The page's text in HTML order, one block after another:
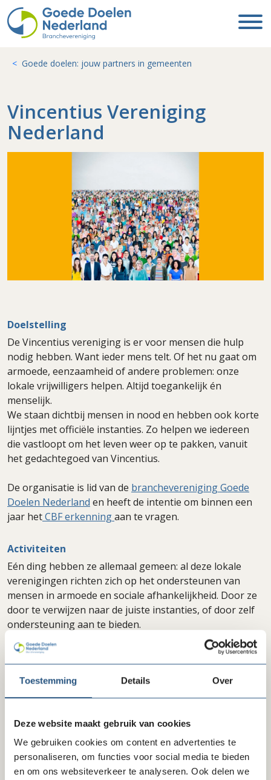
Toestemming Details Over
Deze website maakt gebruik van cookies
We gebruiken cookies om content en advertenties te
personaliseren, om functies voor social media te bieden
en om ons websiteverkeer te analyseren. Ook delen we
Goede doelen: jouw partners in gemeenten
Vincentius Vereniging
Nederland
Doelstelling
De Vincentius vereniging is er voor mensen die hulp
nodig hebben. Want ieder mens telt. Of het nu gaat om
armoede, eenzaamheid of andere problemen: onze
lokale vrijwilligers helpen. Altijd toegankelijk én
menselijk.
We staan dichtbij mensen in nood en hebben ook korte
lijntjes met officiële instanties. Zo helpen we iedereen
die vastloopt om het leven weer op te pakken, vanuit
het gedachtegoed van Vincentius.
De organisatie is lid van de branchevereniging Goede
Doelen Nederland en heeft de intentie om binnen een
jaar hetCBF erkenningaan te vragen.
Activiteiten
Eén ding hebben ze allemaal gemeen: al deze lokale
verenigingen richten zich op het ondersteunen van
mensen in armoede en sociale afhankelijkheid. Door ze
door te verwijzen naar de juiste instanties, of door zelf
ondersteuning aan te bieden.
Neem contact op met Vincentius